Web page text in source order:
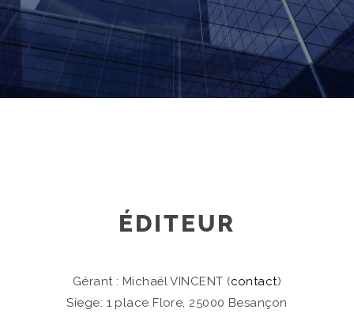
ÉDITEUR
Gérant : Michaël VINCENT (contact)
Siege: 1 place Flore, 25000 Besançon